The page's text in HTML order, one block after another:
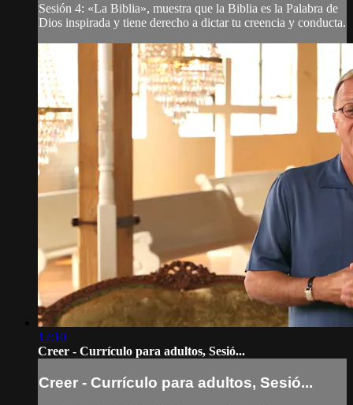
Sesión 4: «La Biblia», muestra que la Biblia es la Palabra de
Dios inspirada y tiene derecho a dictar tu creencia y conducta.
12:10
Creer - Currículo para adultos, Sesió...
Creer - Currículo para adultos, Sesió...